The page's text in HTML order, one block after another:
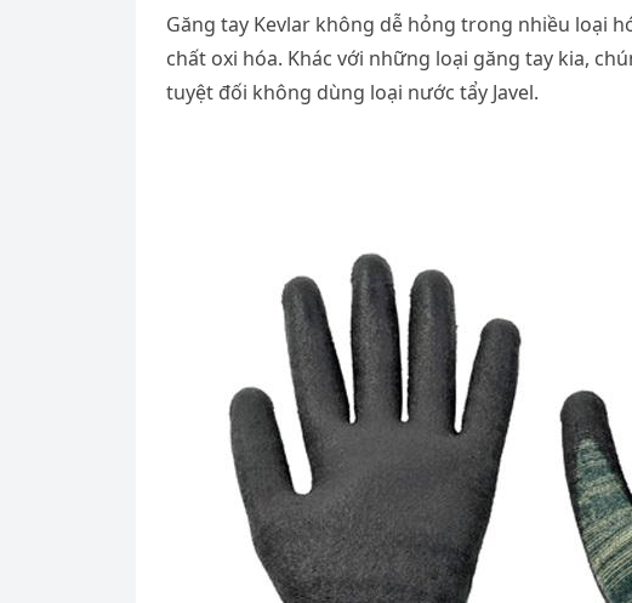
Găng tay Kevlar không dễ hỏng trong nhiều loại
chất oxi hóa. Khác với những loại găng tay kia,
tuyệt đối không dùng loại nước tẩy Javel.